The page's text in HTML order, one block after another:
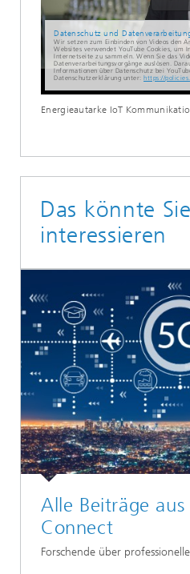
Datenschutz und
Wir setzen zum Einbinden von Videos den
Websites verwendet YouTube Cookies, um
Internetseite zu sammeln. Wenn Sie das
Datenverarbeitungsvorgänge auslösen.
Informationen über Datenschutz bei
Datenschutzerklärung unter: https://
Energieautarke IoT
Das könnte
interessieren
Alle Beiträge
Connect
Forschende über